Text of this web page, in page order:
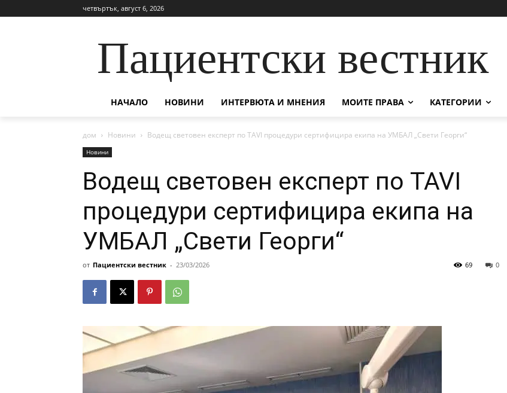
четвъртък, август 6, 2026
Пациентски вестник
НАЧАЛО НОВИНИ ИНТЕРВЮТА И МНЕНИЯ МОИТЕ ПРАВА КАТЕГОРИИ
дом Новини Водещ световен експерт по TAVI процедури сертифицира екипа на УМБАЛ „Свети Георги“
Новини
Водещ световен експерт по TAVI
процедури сертифицира екипа на
УМБАЛ „Свети Георги“
от Пациентски вестник - 23/03/2026 0
69